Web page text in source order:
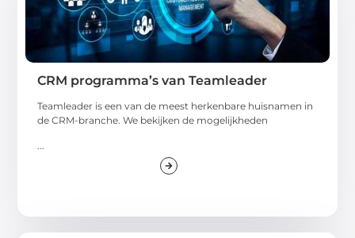
CRM programma’s van Teamleader
Teamleader is een van de meest herkenbare huisnamen in
de CRM-branche. We bekijken de mogelijkheden
...